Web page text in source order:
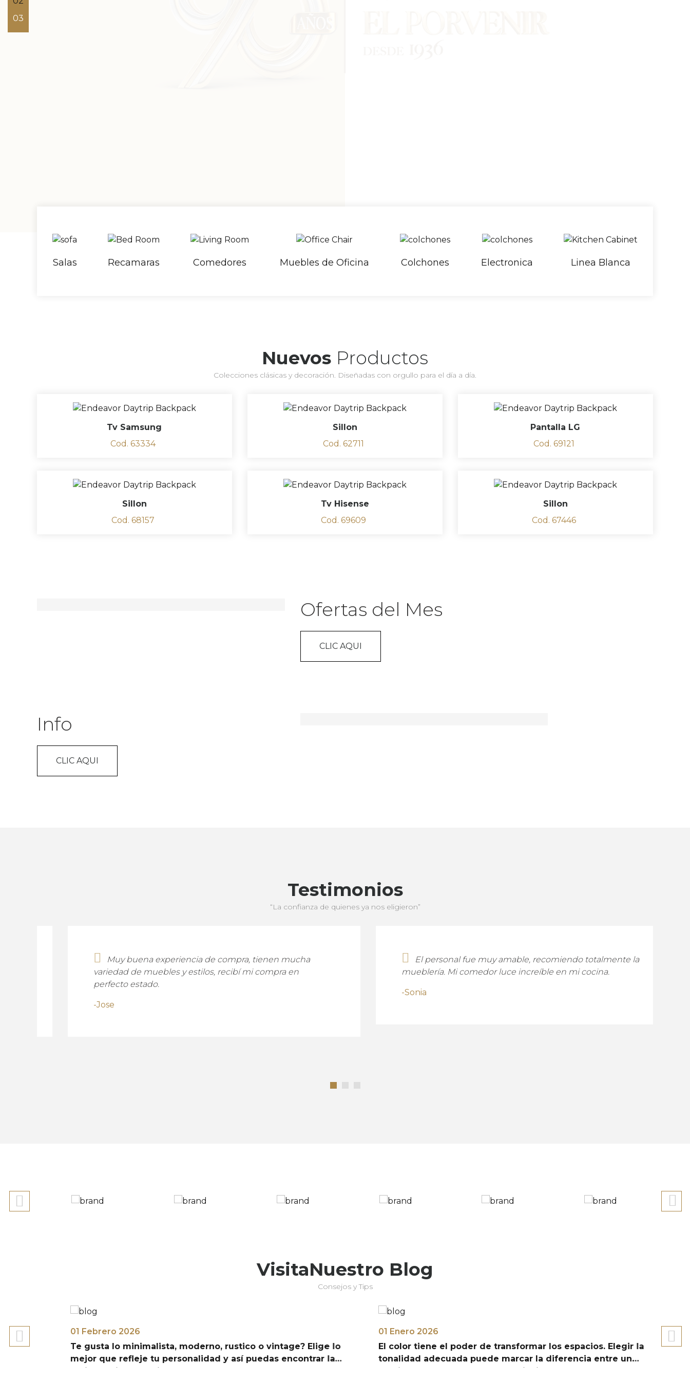
03
Salas Recamaras Comedores Muebles de Oficina Colchones Electronica Linea Blanca
Nuevos Productos
Colecciones clásicas y decoración. Diseñadas con orgullo para el día a día.
Tv Samsung
Cod. 63334
Sillon
Cod. 62711
Pantalla LG
Cod. 69121
Sillon
Cod. 68157
Tv Hisense
Cod. 69609
Sillon
Cod. 67446
Ofertas del Mes
CLIC AQUI
Info
CLIC AQUI
Testimonios
“La confianza de quienes ya nos eligieron”
Muy buena experiencia de compra, tienen mucha
variedad de muebles y estilos, recibí mi compra en
perfecto estado.
El personal fue muy amable, recomiendo totalmente la
mueblería. Mi comedor luce increíble en mi cocina.
-Sonia
VisitaNuestro Blog
Consejos y Tips
01 Febrero 2026
Te gusta lo minimalista, moderno, rustico o vintage? Elige lo
mejor que refleje tu personalidad y así puedas encontrar la
mejor opción para ti.
01 Enero 2026
El color tiene el poder de transformar los espacios. Elegir la
tonalidad adecuada puede marcar la diferencia entre un
ambiente común y uno que nos invite verdaderamente a
01
Te